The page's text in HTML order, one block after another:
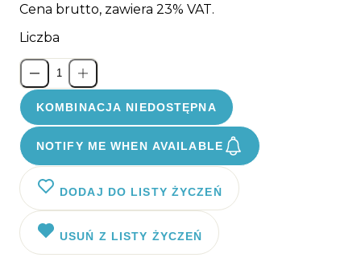
Cena brutto, zawiera 23% VAT.
Liczba
KOMBINACJA NIEDOSTĘPNA
NOTIFY ME WHEN AVAILABLE
DODAJ DO LISTY ŻYCZEŃ
USUŃ Z LISTY ŻYCZEŃ